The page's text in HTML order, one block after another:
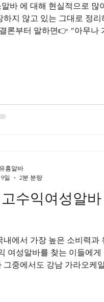
바 에 대해 현실적으로 많
있는 그대로 정리해 드릴게요. 청담업소알바 어
론부터 말하면👉 “아무나
리 중심 구조 즉, 양으로
조 입니다. 아무나 가서 일
수익여성알
내에서 가장 높은 소비력과
여성알바를 찾는 이들에
그중에서도 강남 가라오케
흥알바
일
2분 분량